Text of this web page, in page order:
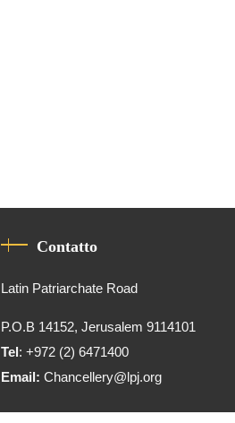
Contatto
Latin Patriarchate Road
P.O.B 14152, Jerusalem 9114101
Tel: +972 (2) 6471400
Email:Chancellery@lpj.org